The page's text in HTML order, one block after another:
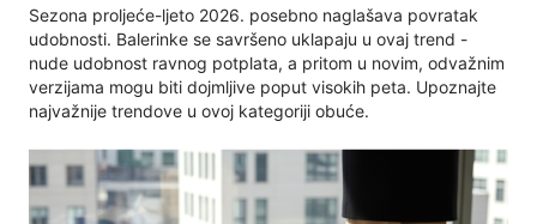
Sezona proljeće-ljeto 2026. posebno naglašava povratak
udobnosti. Balerinke se savršeno uklapaju u ovaj trend -
nude udobnost ravnog potplata, a pritom u novim, odvažnim
verzijama mogu biti dojmljive poput visokih peta. Upoznajte
najvažnije trendove u ovoj kategoriji obuće.